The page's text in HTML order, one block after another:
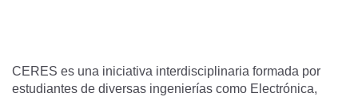
CERES es una iniciativa interdisciplinaria formada por
estudiantes de diversas ingenierías como Electrónica,